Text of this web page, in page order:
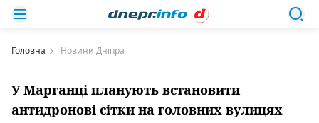
Головна Новини Дніпра
У Марганці планують встановити
антидронові сітки на головних вулицях